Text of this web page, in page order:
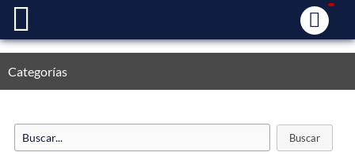
Categorías